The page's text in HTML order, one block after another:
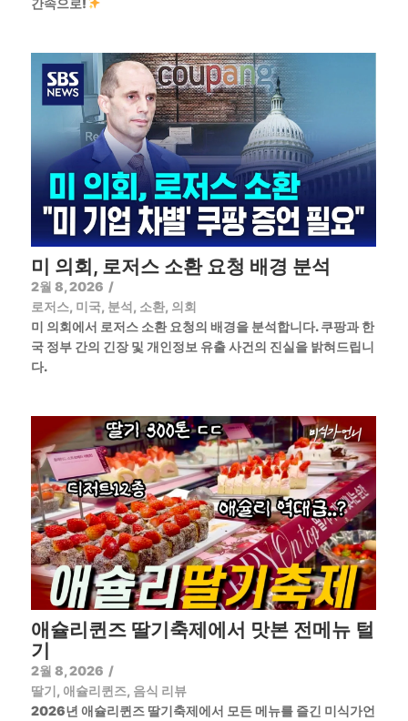
미 의회, 로저스 소환 요청 배경 분석
2월 8, 2026 /
로저스, 미국, 분석, 소환, 의회
미 의회에서 로저스 소환 요청의 배경을 분석합니다. 쿠팡과 한
국 정부 간의 긴장 및 개인정보 유출 사건의 진실을 밝혀드립니
다.
애슐리퀸즈 딸기축제에서 맛본 전메뉴 털
기
2월 8, 2026 /
딸기, 애슐리퀸즈, 음식 리뷰
2026년 애슐리퀸즈 딸기축제에서 모든 메뉴를 즐긴 미식가언